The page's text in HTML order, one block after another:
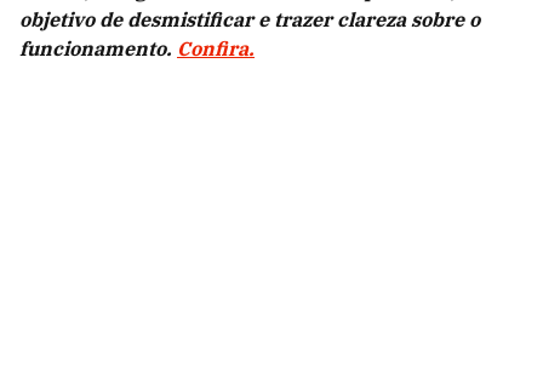
objetivo de desmistificar e trazer clareza sobre o
funcionamento. Confira.